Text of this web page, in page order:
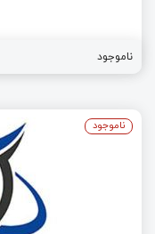
ناموجود
ناموجود